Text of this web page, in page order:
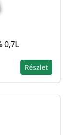
0,7L
Részlet